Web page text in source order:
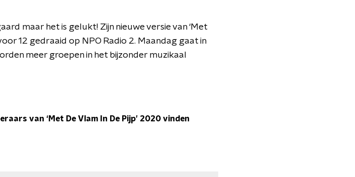
maar het is gelukt! Zijn nieuwe versie van ‘Met
12 gedraaid op NPO Radio 2. Maandag gaat in
meer groepen in het bijzonder muzikaal
van ‘Met De Vlam In De Pijp’ 2020 vinden